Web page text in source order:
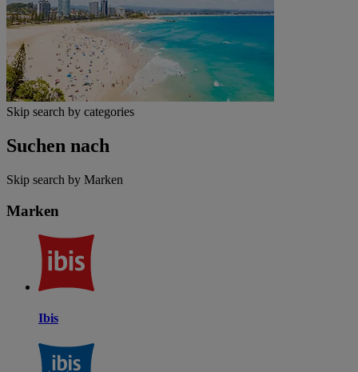
Skip search by categories
Suchen nach
Skip search by Marken
Marken
Ibis